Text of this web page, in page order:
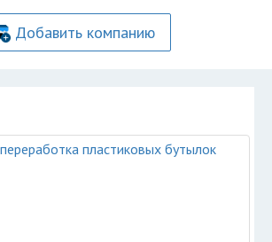
Добавить компанию